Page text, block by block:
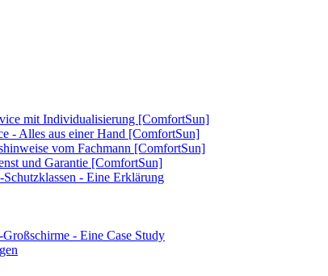
mit Individualisierung [ComfortSun]
- Alles aus einer Hand [ComfortSun]
vom Fachmann [ComfortSun]
und Garantie [ComfortSun]
- Eine Erklärung
- Eine Case Study